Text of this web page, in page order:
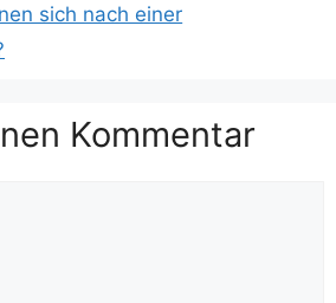
sich nach einer
Kommentar